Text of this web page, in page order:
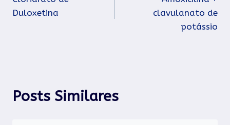
de
Duloxetina
clavulanato de
potássio
Posts Similares